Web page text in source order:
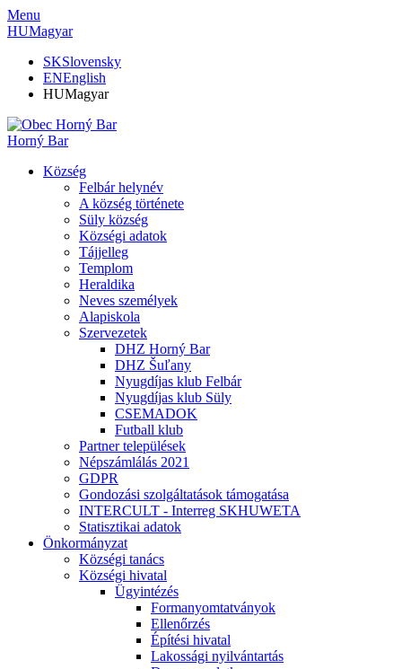
Menu
HUMagyar
SKSlovensky
ENEnglish
HUMagyar
Horný Bar
Község
Felbár helynév
A község története
Süly község
Községi adatok
Tájjelleg
Templom
Heraldika
Neves személyek
Alapiskola
Szervezetek
DHZ Horný Bar
DHZ Šuľany
Nyugdíjas klub Felbár
Nyugdíjas klub Süly
CSEMADOK
Futball klub
Partner települések
Népszámlálás 2021
GDPR
Gondozási szolgáltatások támogatása
INTERCULT - Interreg SKHUWETA
Statisztikai adatok
Önkormányzat
Községi tanács
Községi hivatal
Ügyintézés
Formanyomtatványok
Ellenőrzés
Építési hivatal
Lakossági nyilvántartás